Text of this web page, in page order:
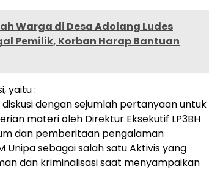
Warga di Desa Adolang Ludes
Pemilik, Korban Harap Bantuan
yaitu :
dengan sejumlah pertanyaan untuk
materi oleh Direktur Eksekutif LP3BH
dan pemberitaan pengalaman
Unipa sebagai salah satu Aktivis yang
dan kriminalisasi saat menyampaikan